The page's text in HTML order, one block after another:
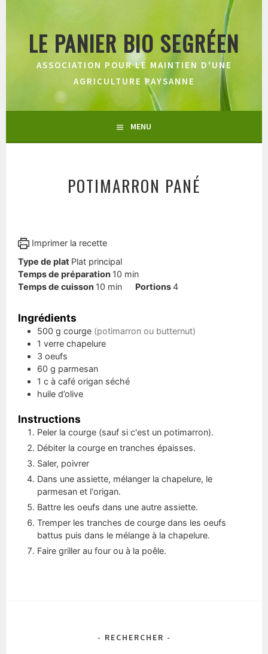
contenu
principalLE PANIER BIO SEGRÉEN
ASSOCIATION POUR LE MAINTIEN D'UNE
AGRICULTURE PAYSANNE
MENU
POTIMARRON PANÉ
Imprimer la recette
Type de plat Plat principal
Temps de préparation 10 minutes
min
Temps de cuisson 10 minutes
min Portions4
Ingrédients
500 g courge (potimarron ou butternut)
1 verre chapelure
3 oeufs
60 g parmesan
1 c à café origan séché
huile d’olive
Instructions
Peler la courge (sauf si c'est un potimarron).
Débiter la courge en tranches épaisses.
Saler, poivrer
Dans une assiette, mélanger la chapelure, le
parmesan et l'origan.
Battre les oeufs dans une autre assiette.
Tremper les tranches de courge dans les oeufs
battus puis dans le mélange à la chapelure.
Faire griller au four ou à la poêle.
- RECHERCHER -